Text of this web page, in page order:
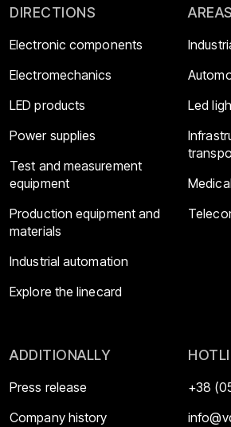
DIRECTIONS
Electronic components
Electromechanics
LED products
Power supplies
Test and measurement
equipment
Production equipment and
materials
Industrial automation
Explore the linecard
Led
ADDITIONALLY
Press release
Company history
+38